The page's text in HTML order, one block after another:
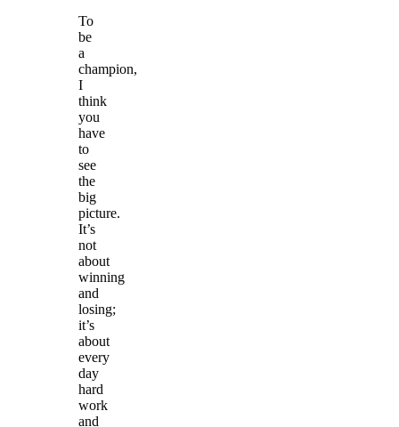
To
be
a
champion,
I
think
you
have
to
see
the
big
picture.
It’s
not
about
winning
and
losing;
it’s
about
every
day
hard
work
and